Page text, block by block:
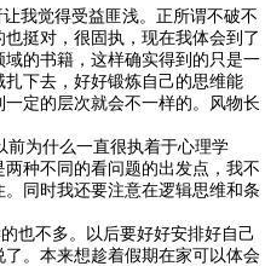
觉得受益匪浅。正所谓不破不
挺对，很固执，现在我体会到了
的书籍，这样确实得到的只是一
下去，好好锻炼自己的思维能
定的层次就会不一样的。风物长
为什么一直很执着于心理学
种不同的看问题的出发点，我不
同时我还要注意在逻辑思维和条
也不多。以后要好好安排好自己
。本来想趁着假期在家可以体会